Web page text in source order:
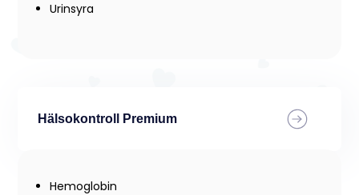
Urinsyra
Hälsokontroll Premium
Hemoglobin